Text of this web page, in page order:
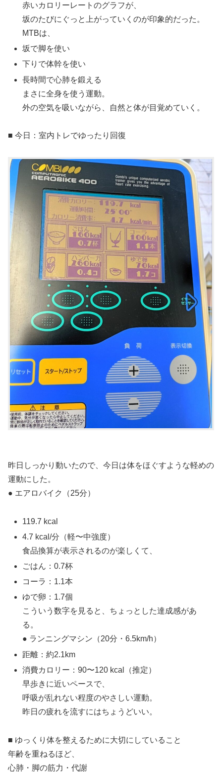
赤いカロリーレートのグラフが、
坂のたびにぐっと上がっていくのが印象的だった。
MTBは、
坂で脚を使い
下りで体幹を使い
長時間で心肺を鍛える
まさに全身を使う運動。
外の空気を吸いながら、自然と体が目覚めていく。
■ 今日：室内トレでゆったり回復
昨日しっかり動いたので、今日は体をほぐすような軽めの
運動にした。
● エアロバイク（25分）
119.7 kcal
4.7 kcal/分（軽〜中強度）
食品換算が表示されるのが楽しくて、
ごはん：0.7杯
コーラ：1.1本
ゆで卵：1.7個
こういう数字を見ると、ちょっとした達成感があ
る。
● ランニングマシン（20分・6.5km/h）
距離：約2.1km
消費カロリー：90〜120 kcal（推定）
早歩きに近いペースで、
呼吸が乱れない程度のやさしい運動。
昨日の疲れを流すにはちょうどいい。
■ ゆっくり体を整えるために大切にしていること
年齢を重ねるほど、
心肺・脚の筋力・代謝